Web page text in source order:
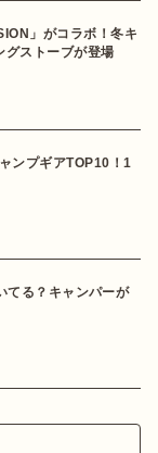
」がコラボ！冬キ
グストーブが登場
ンプギアTOP10！1
てる？キャンパーが